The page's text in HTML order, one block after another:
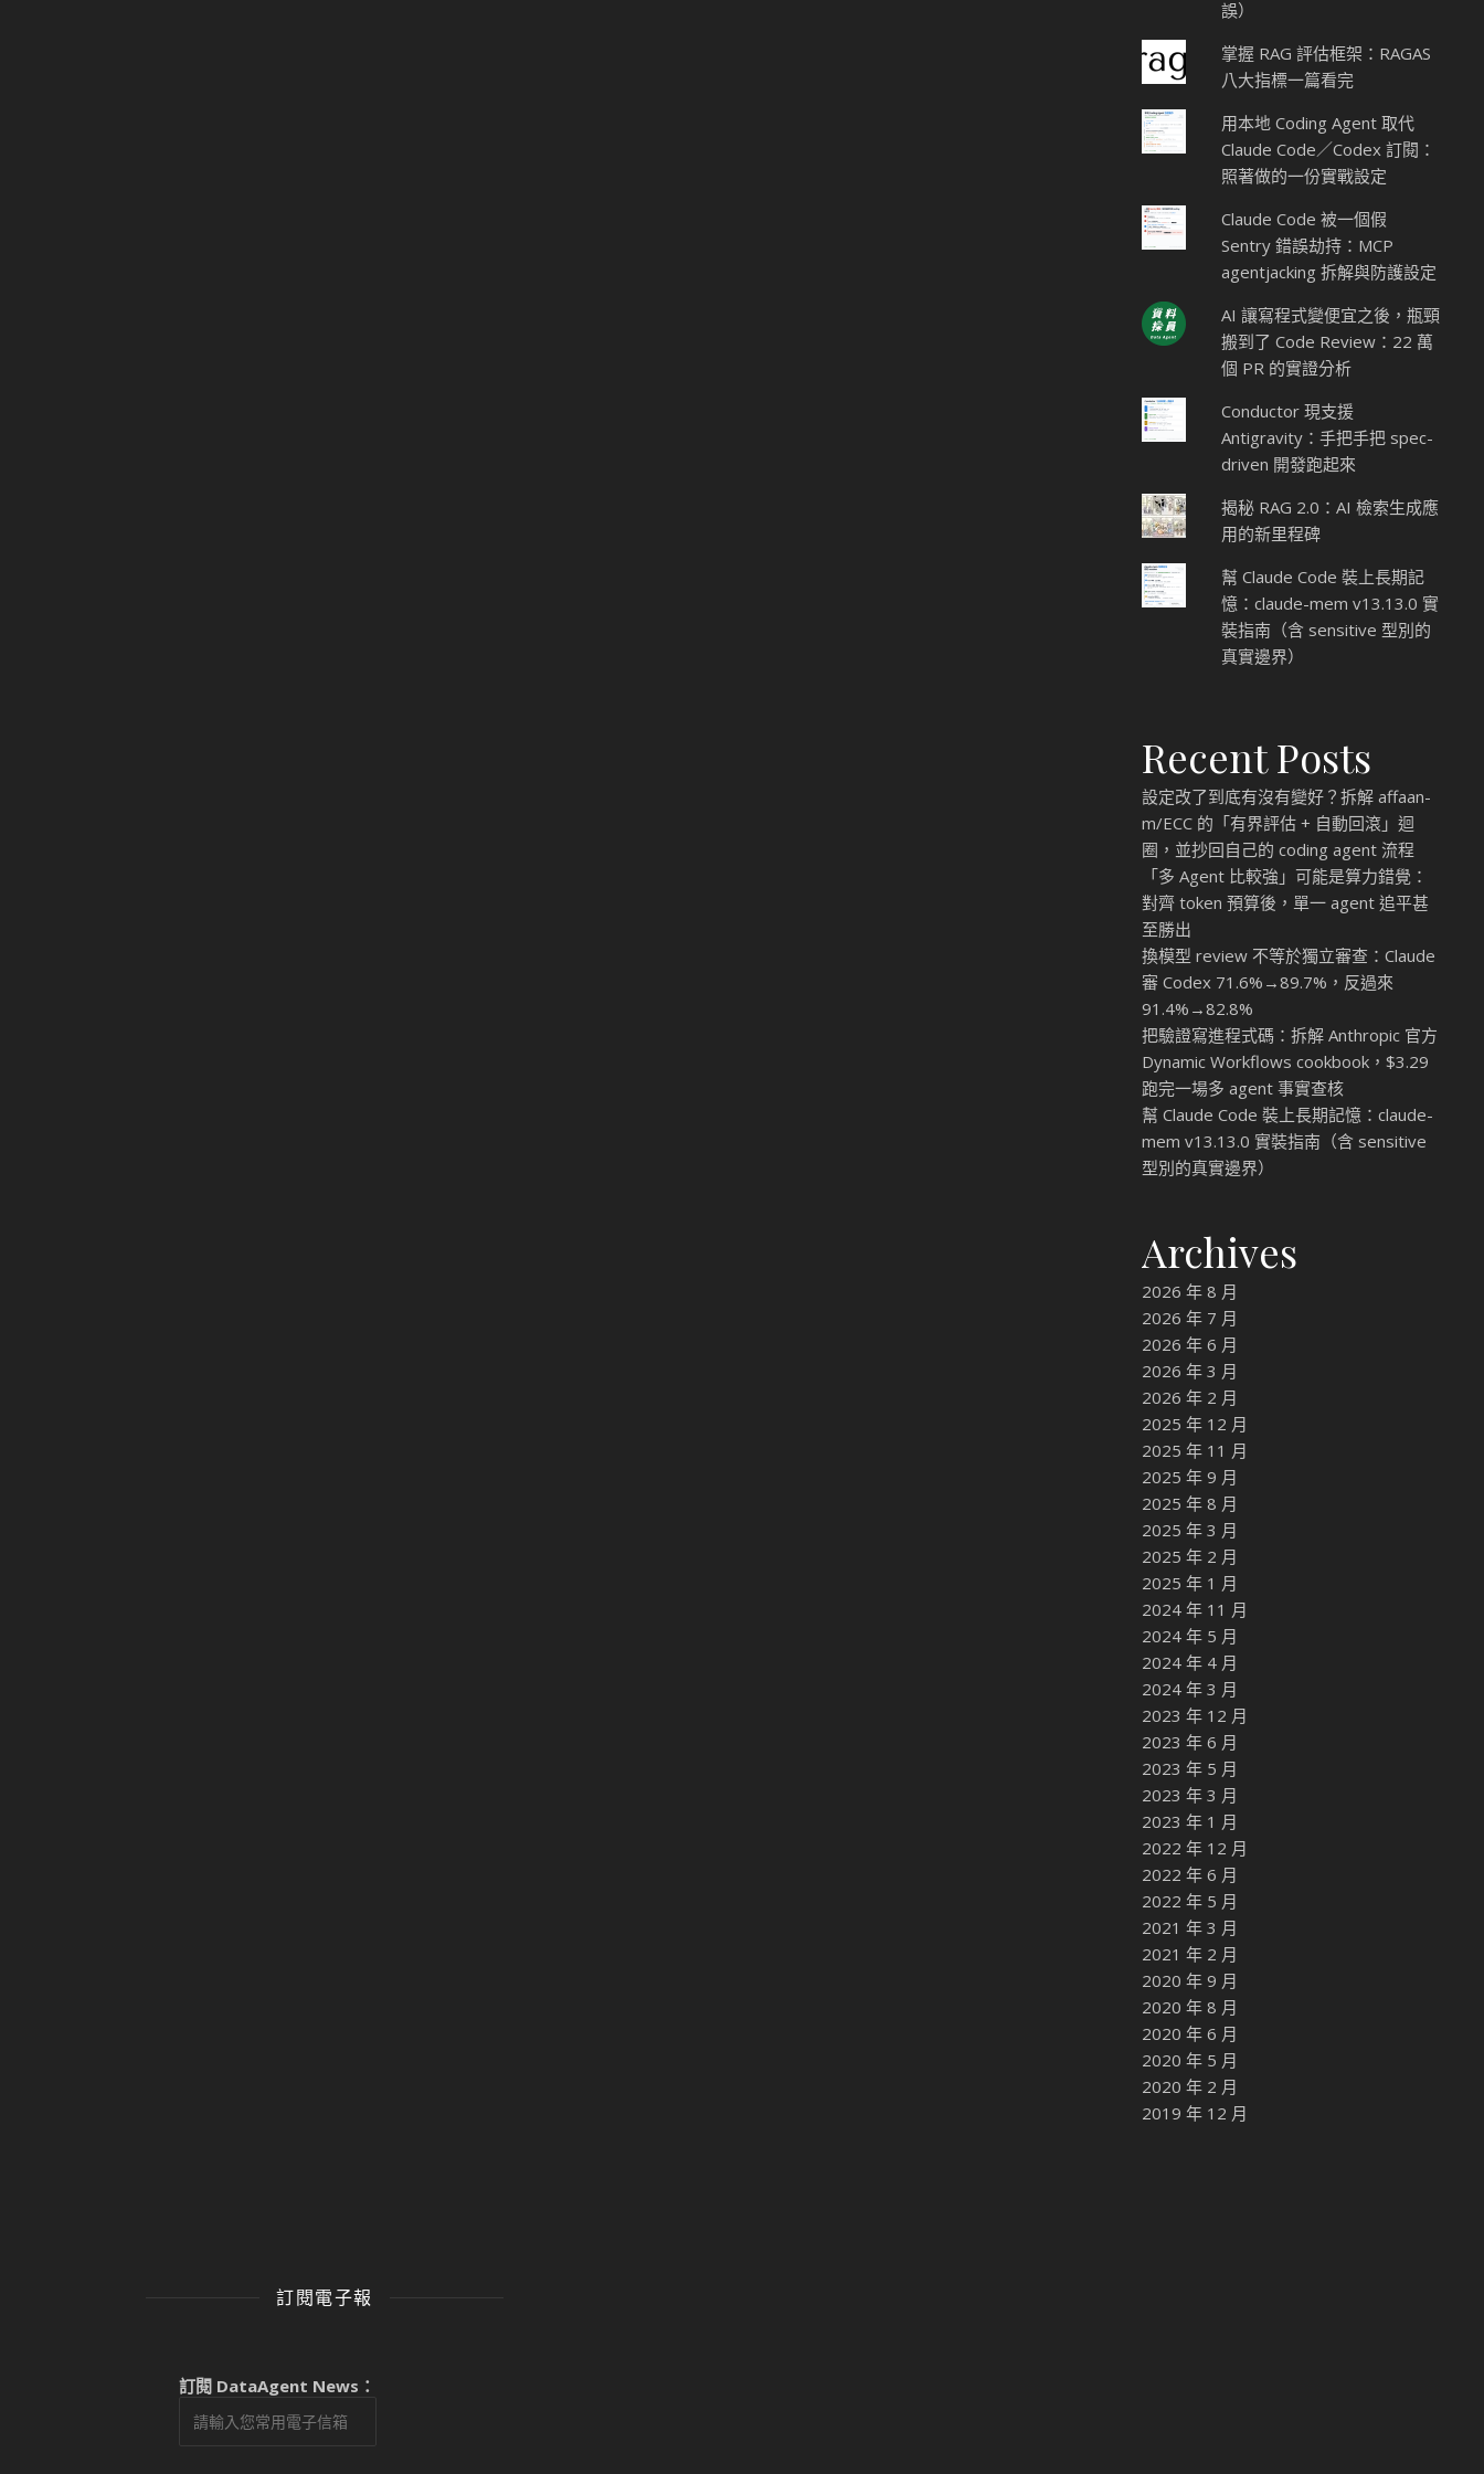
誤）
掌握 RAG 評估框架：RAGAS
八大指標一篇看完
用本地 Coding Agent 取代
Claude Code／Codex 訂閱：
照著做的一份實戰設定
Claude Code 被一個假
Sentry 錯誤劫持：MCP
agentjacking 拆解與防護設定
AI 讓寫程式變便宜之後，瓶頸
搬到了 Code Review：22 萬
個 PR 的實證分析
Conductor 現支援
Antigravity：手把手把 spec-
driven 開發跑起來
揭秘 RAG 2.0：AI 檢索生成應
用的新里程碑
幫 Claude Code 裝上長期記
憶：claude-mem v13.13.0 實
裝指南（含 sensitive 型別的
真實邊界）
Recent Posts
設定改了到底有沒有變好？拆解 affaan-
m/ECC 的「有界評估 + 自動回滾」迴
圈，並抄回自己的 coding agent 流程
「多 Agent 比較強」可能是算力錯覺：
對齊 token 預算後，單一 agent 追平甚
至勝出
換模型 review 不等於獨立審查：Claude
審 Codex 71.6%→89.7%，反過來
91.4%→82.8%
把驗證寫進程式碼：拆解 Anthropic 官方
Dynamic Workflows cookbook，$3.29
跑完一場多 agent 事實查核
幫 Claude Code 裝上長期記憶：claude-
mem v13.13.0 實裝指南（含 sensitive
型別的真實邊界）
Archives
2026 年 8 月
2026 年 7 月
2026 年 6 月
2026 年 3 月
2026 年 2 月
2025 年 12 月
2025 年 11 月
2025 年 9 月
2025 年 8 月
2025 年 3 月
2025 年 2 月
2025 年 1 月
2024 年 11 月
2024 年 5 月
2024 年 4 月
2024 年 3 月
2023 年 12 月
2023 年 6 月
2023 年 5 月
2023 年 3 月
2023 年 1 月
2022 年 12 月
2022 年 6 月
2022 年 5 月
2021 年 3 月
2021 年 2 月
2020 年 9 月
2020 年 8 月
2020 年 6 月
2020 年 5 月
2020 年 2 月
2019 年 12 月
訂閱電子報
訂閱 DataAgent News：